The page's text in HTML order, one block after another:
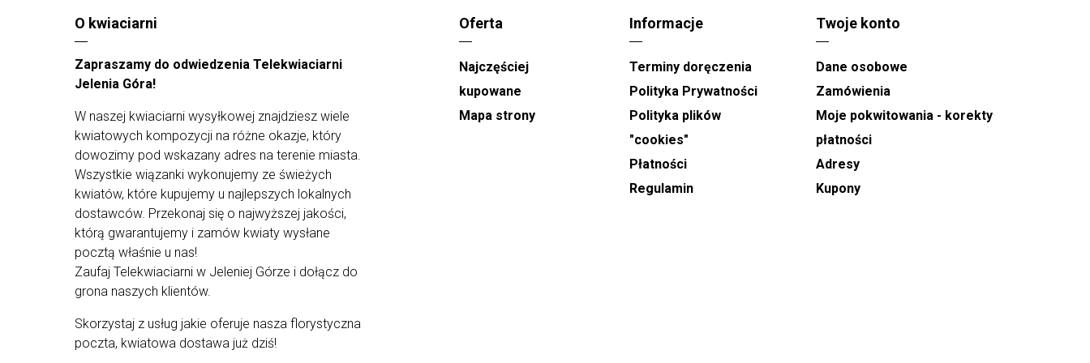
Wielkość bukietu
Mały ok 25 kwiatów
Średni ok 50 kwiatów
Duży ok 75 kwiatów
Bukiet przedstawiony na zdjęciu jest w wersji
Ten bukiet dostarczymy dla Ciebie na terenie
całego kraju!
Doręczenie odbywa się w godzinach 8:00-18:00,
bez możliwości wyboru konkretnej godziny
dostawy.
Warto wiedzieć
Tylko najświeższe
ogrodnika.
Wszystkie bukiety są estetycznie
zapakowane jako gotowe prezenty
Starannie zabezpieczone kwiaty
w kartonie,
przystosowanym do transportu kwiatów..
Kwiatydoręczamy kurierem DHL
godziny 15:00.
Kwiaty doręczane są w ciągu dnia, pomiędzy
godziną 9:00 a 21:00. Na etapie składania
zamówienia można określić termin doręczenia
oraz wskazać dwugodzinny przedział czasowy,
O kwiaciarni
Zapraszamy do odwiedzenia Telekwiaciarni
Jelenia Góra!
W naszej kwiaciarni wysyłkowej znajdziesz wiele
kwiatowych kompozycji na różne okazje, który
dowozimy pod wskazany adres na terenie miasta.
Wszystkie wiązanki wykonujemy ze świeżych
kwiatów, które kupujemy u najlepszych lokalnych
dostawców. Przekonaj się o najwyższej jakości,
którą gwarantujemy i zamów kwiaty wysłane
pocztą właśnie u nas!
Zaufaj Telekwiaciarni w Jeleniej Górze i dołącz do
grona naszych klientów.
Skorzystaj z usług jakie oferuje nasza florystyczna
poczta, kwiatowa dostawa już dziś!
Oferta
Najczęściej
kupowane
Mapa strony
Informacje
Terminy doręczenia
Polityka Prywatności
Polityka plików
"cookies"
Płatności
Regulamin
Twoje konto
Dane osobowe
Zamówienia
Moje pokwitowania - korekty
płatności
Adresy
Kupony